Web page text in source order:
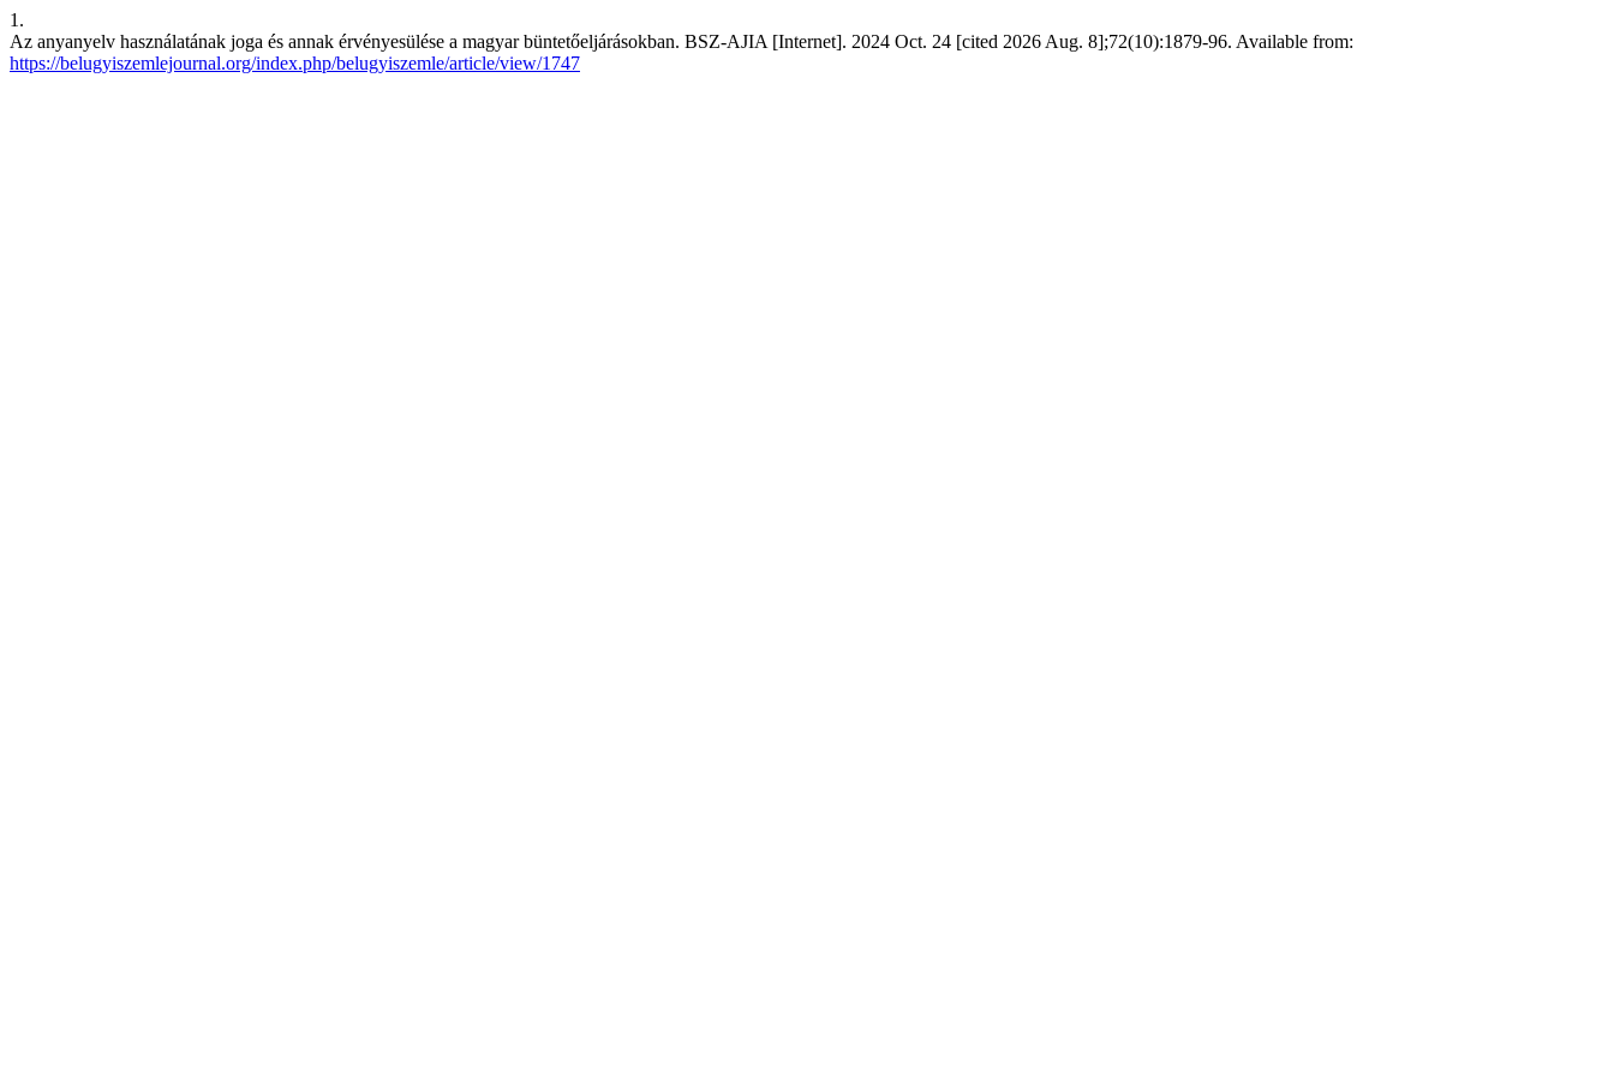
1.
Az anyanyelv használatának joga és annak érvényesülése a magyar büntetőeljárásokban. BSZ-AJIA [Internet]. 2024 Oct. 24 [cited 2026 Aug. 8];72(10):1879-96. Available from:
https://belugyiszemlejournal.org/index.php/belugyiszemle/article/view/1747